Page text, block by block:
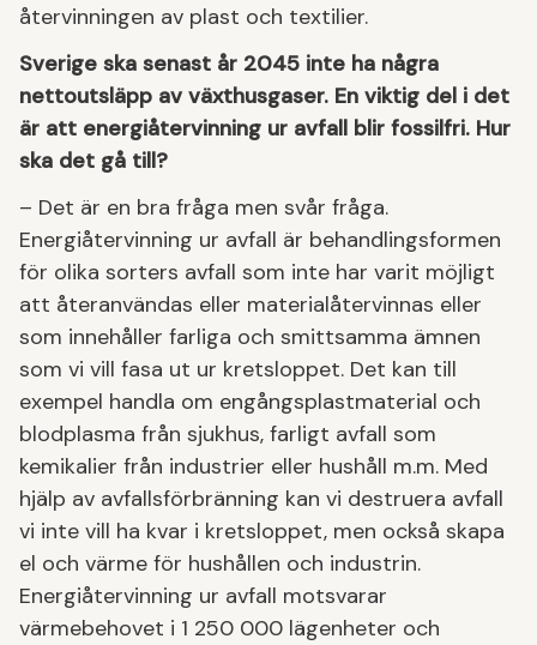
återvinningen av plast och textilier.
Sverige ska senast år 2045 inte ha några
nettoutsläpp av växthusgaser. En viktig del i det
är att energiåtervinning ur avfall blir fossilfri. Hur
ska det gå till?
– Det är en bra fråga men svår fråga.
Energiåtervinning ur avfall är behandlingsformen
för olika sorters avfall som inte har varit möjligt
att återanvändas eller materialåtervinnas eller
som innehåller farliga och smittsamma ämnen
som vi vill fasa ut ur kretsloppet. Det kan till
exempel handla om engångsplastmaterial och
blodplasma från sjukhus, farligt avfall som
kemikalier från industrier eller hushåll m.m. Med
hjälp av avfallsförbränning kan vi destruera avfall
vi inte vill ha kvar i kretsloppet, men också skapa
el och värme för hushållen och industrin.
Energiåtervinning ur avfall motsvarar
värmebehovet i 1 250 000 lägenheter och